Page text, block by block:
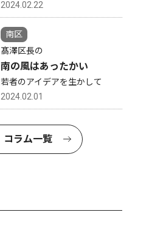
2024.02.22
南区
髙澤区長の
南の風はあったかい
若者のアイデアを生かして
2024.02.01
コラム一覧